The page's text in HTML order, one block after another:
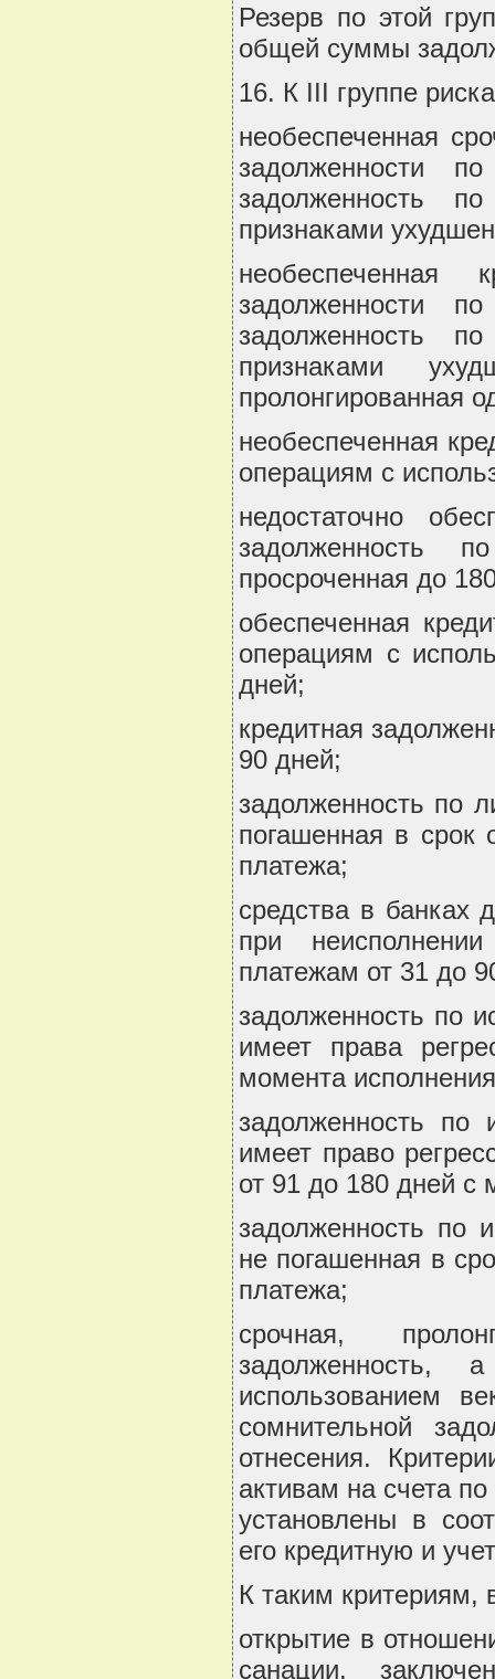
Резерв по этой
общей суммы
16. К III группе
необеспеченная
задолженности
задолженность
признаками
необеспеченная
задолженности
задолженность
признаками
пролонгированная
необеспеченная
операциям с
недостаточно
задолженность
просроченная до
обеспеченная
операциям с
дней;
кредитная
90 дней;
задолженность по
погашенная в срок
платежа;
средства в банках
при
платежам от 31 до
задолженность по
имеет права
момента
задолженность по
имеет право
от 91 до 180 дней с
задолженность по
не погашенная в
платежа;
срочная,
использованием
сомнительной
отнесения.
активам на счета
установлены в
его кредитную и
К таким критериям,
открытие в
санации,